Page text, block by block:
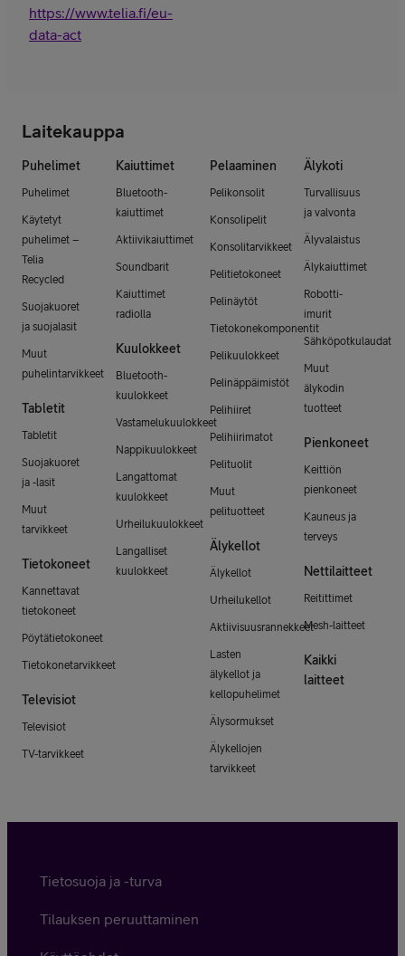
https://www.telia.fi/eu-
data-act
Laitekauppa
Puhelimet
Puhelimet
Käytetyt
puhelimet –
Telia
Recycled
Suojakuoret
ja suojalasit
Muut
puhelintarvikkeet
Tabletit
Tabletit
Suojakuoret
ja -lasit
Muut
tarvikkeet
Tietokoneet
Kannettavat
tietokoneet
Pöytätietokoneet
Tietokonetarvikkeet
Televisiot
Televisiot
TV-tarvikkeet
Kaiuttimet
Bluetooth-
kaiuttimet
Aktiivikaiuttimet
Soundbarit
Kaiuttimet
radiolla
Kuulokkeet
Bluetooth-
kuulokkeet
Vastamelukuulokkeet
Nappikuulokkeet
Langattomat
kuulokkeet
Urheilukuulokkeet
Langalliset
kuulokkeet
Pelaaminen
Pelikonsolit
Konsolipelit
Konsolitarvikkeet
Pelitietokoneet
Pelinäytöt
Tietokonekomponentit
Pelikuulokkeet
Pelinäppäimistöt
Pelihiiret
Pelihiirimatot
Pelituolit
Muut
pelituotteet
Älykellot
Älykellot
Urheilukellot
Aktiivisuusrannekkeet
Lasten
älykellot ja
kellopuhelimet
Älysormukset
Älykellojen
tarvikkeet
Älykoti
Turvallisuus
ja valvonta
Älyvalaistus
Älykaiuttimet
Robotti-
imurit
Sähköpotkulaudat
Muut
älykodin
tuotteet
Pienkoneet
Keittiön
pienkoneet
Kauneus ja
terveys
Nettilaitteet
Reitittimet
Mesh-laitteet
Kaikki
laitteet
Tietosuoja ja -turva
Tilauksen peruuttaminen